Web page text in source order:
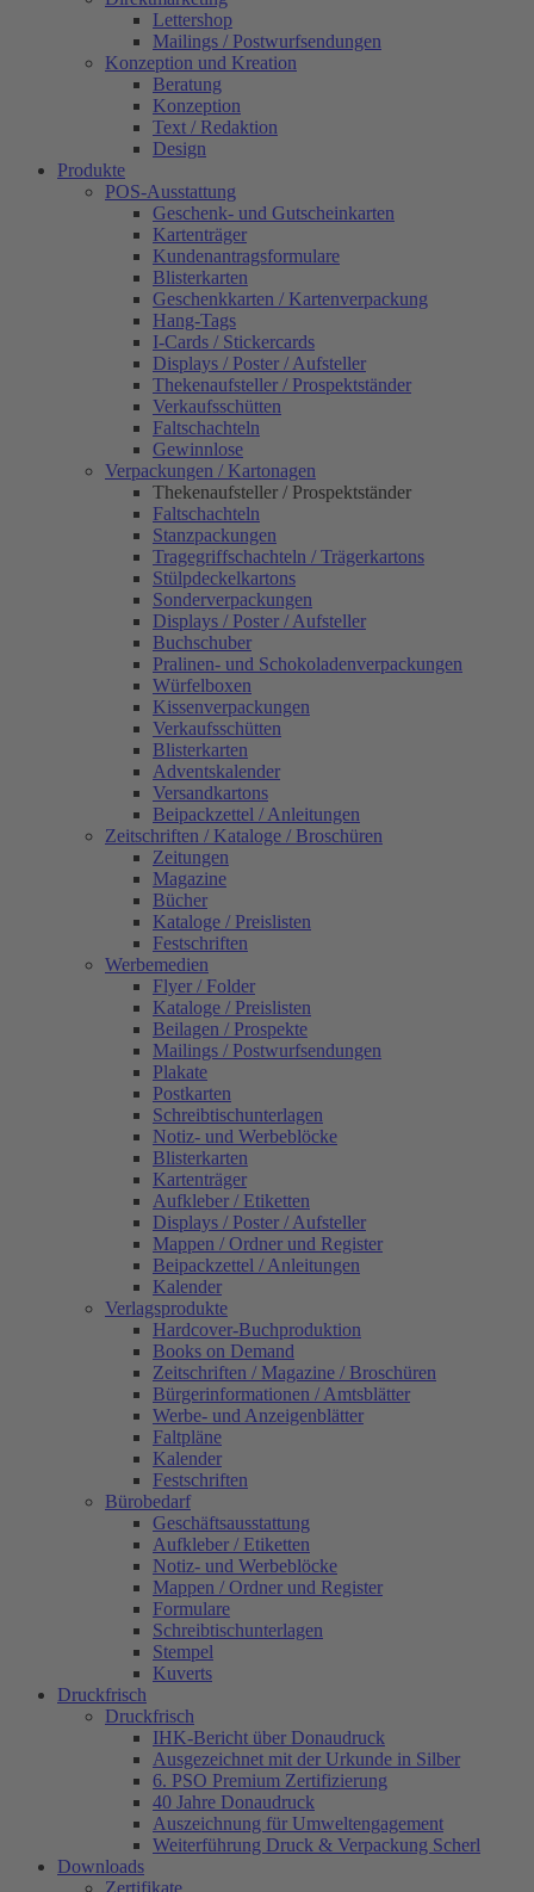
Lettershop
Mailings / Postwurfsendungen
Konzeption und Kreation
Beratung
Konzeption
Text / Redaktion
Design
Produkte
POS-Ausstattung
Geschenk- und Gutscheinkarten
Kartenträger
Kundenantragsformulare
Blisterkarten
Geschenkkarten / Kartenverpackung
Hang-Tags
I-Cards / Stickercards
Displays / Poster / Aufsteller
Thekenaufsteller / Prospektständer
Verkaufsschütten
Faltschachteln
Gewinnlose
Verpackungen / Kartonagen
Thekenaufsteller / Prospektständer
Faltschachteln
Stanzpackungen
Tragegriffschachteln / Trägerkartons
Stülpdeckelkartons
Sonderverpackungen
Displays / Poster / Aufsteller
Buchschuber
Pralinen- und Schokoladenverpackungen
Würfelboxen
Kissenverpackungen
Verkaufsschütten
Blisterkarten
Adventskalender
Versandkartons
Beipackzettel / Anleitungen
Zeitschriften / Kataloge / Broschüren
Zeitungen
Magazine
Bücher
Kataloge / Preislisten
Festschriften
Werbemedien
Flyer / Folder
Kataloge / Preislisten
Beilagen / Prospekte
Mailings / Postwurfsendungen
Plakate
Postkarten
Schreibtischunterlagen
Notiz- und Werbeblöcke
Blisterkarten
Kartenträger
Aufkleber / Etiketten
Displays / Poster / Aufsteller
Mappen / Ordner und Register
Beipackzettel / Anleitungen
Kalender
Verlagsprodukte
Hardcover-Buchproduktion
Books on Demand
Zeitschriften / Magazine / Broschüren
Bürgerinformationen / Amtsblätter
Werbe- und Anzeigenblätter
Faltpläne
Kalender
Festschriften
Bürobedarf
Geschäftsausstattung
Aufkleber / Etiketten
Notiz- und Werbeblöcke
Mappen / Ordner und Register
Formulare
Schreibtischunterlagen
Stempel
Kuverts
Druckfrisch
Druckfrisch
IHK-Bericht über Donaudruck
Ausgezeichnet mit der Urkunde in Silber
6. PSO Premium Zertifizierung
40 Jahre Donaudruck
Auszeichnung für Umweltengagement
Weiterführung Druck & Verpackung Scherl
Downloads
Zertifikate